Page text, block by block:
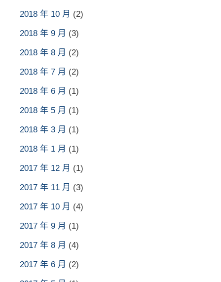
2018 年 10 月 (2)
2018 年 9 月 (3)
2018 年 8 月 (2)
2018 年 7 月 (2)
2018 年 6 月 (1)
2018 年 5 月 (1)
2018 年 3 月 (1)
2018 年 1 月 (1)
2017 年 12 月 (1)
2017 年 11 月 (3)
2017 年 10 月 (4)
2017 年 9 月 (1)
2017 年 8 月 (4)
2017 年 6 月 (2)